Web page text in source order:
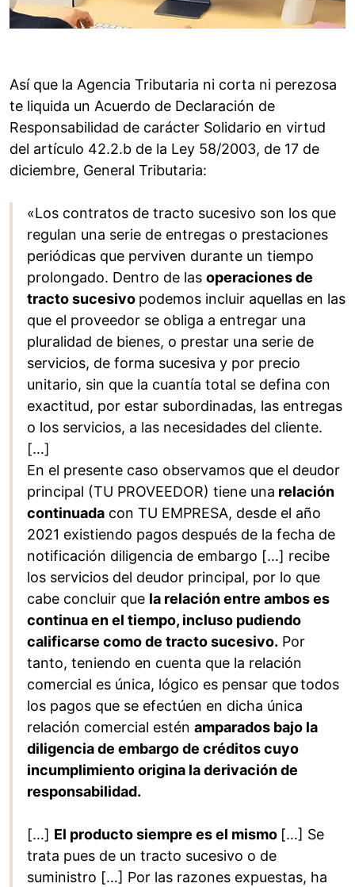
Así que la Agencia Tributaria ni corta ni perezosa
te liquida un Acuerdo de Declaración de
Responsabilidad de carácter Solidario en virtud
del artículo 42.2.b de la Ley 58/2003, de 17 de
diciembre, General Tributaria:
«Los contratos de tracto sucesivo son los que
regulan una serie de entregas o prestaciones
periódicas que perviven durante un tiempo
prolongado. Dentro de las operaciones de
tracto sucesivo podemos incluir aquellas en las
que el proveedor se obliga a entregar una
pluralidad de bienes, o prestar una serie de
servicios, de forma sucesiva y por precio
unitario, sin que la cuantía total se defina con
exactitud, por estar subordinadas, las entregas
o los servicios, a las necesidades del cliente.
[…]
En el presente caso observamos que el deudor
principal (TU PROVEEDOR) tiene una relación
continuada con TU EMPRESA, desde el año
2021 existiendo pagos después de la fecha de
notificación diligencia de embargo […] recibe
los servicios del deudor principal, por lo que
cabe concluir que la relación entre ambos es
continua en el tiempo, incluso pudiendo
calificarse como de tracto sucesivo. Por
tanto, teniendo en cuenta que la relación
comercial es única, lógico es pensar que todos
los pagos que se efectúen en dicha única
relación comercial estén amparados bajo la
diligencia de embargo de créditos cuyo
incumplimiento origina la derivación de
responsabilidad.
[…] El producto siempre es el mismo […] Se
trata pues de un tracto sucesivo o de
suministro […] Por las razones expuestas, ha